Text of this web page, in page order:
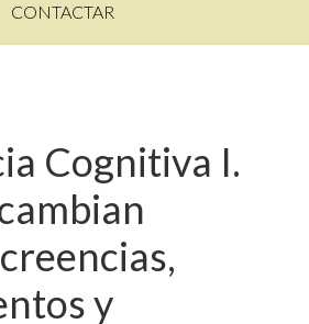
CONTACTAR
Cognitiva I.
y